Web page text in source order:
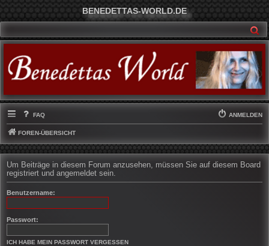
BENEDETTAS-WORLD.DE
FAQ ANMELDEN
FOREN-ÜBERSICHT
Um Beiträge in diesem Forum anzusehen, müssen Sie auf diesem Board
registriert und angemeldet sein.
Benutzername:
Passwort:
ICH HABE MEIN PASSWORT VERGESSEN